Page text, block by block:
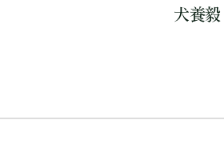
犬養毅